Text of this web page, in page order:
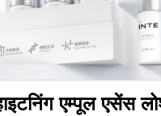
एम्पूल एसेंस